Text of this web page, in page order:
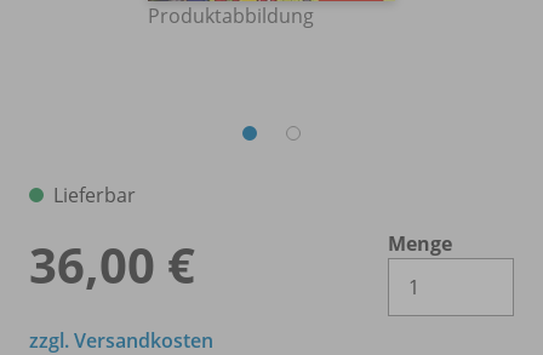
Produktabbildung
Lieferbar
36,00 €
Menge
zzgl. Versandkosten